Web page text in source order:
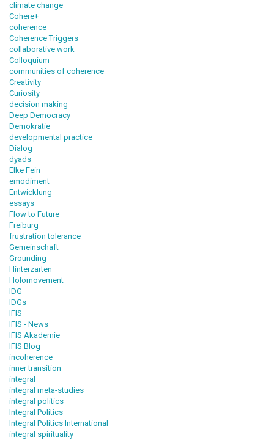
climate change
Cohere+
coherence
Coherence Triggers
collaborative work
Colloquium
communities of coherence
Creativity
Curiosity
decision making
Deep Democracy
Demokratie
developmental practice
Dialog
dyads
Elke Fein
emodiment
Entwicklung
essays
Flow to Future
Freiburg
frustration tolerance
Gemeinschaft
Grounding
Hinterzarten
Holomovement
IDG
IDGs
IFIS
IFIS - News
IFIS Akademie
IFIS Blog
incoherence
inner transition
integral
integral meta-studies
integral politics
Integral Politics
Integral Politics International
integral spirituality